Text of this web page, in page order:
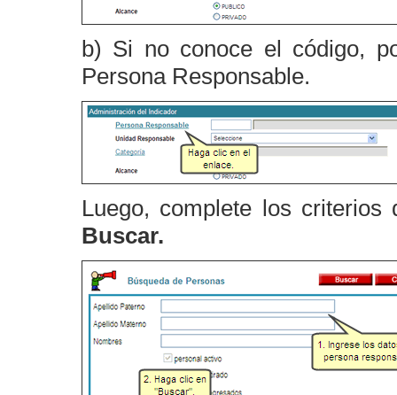
b) Si no conoce el código,
Persona Responsable.
Luego, complete los
Buscar.